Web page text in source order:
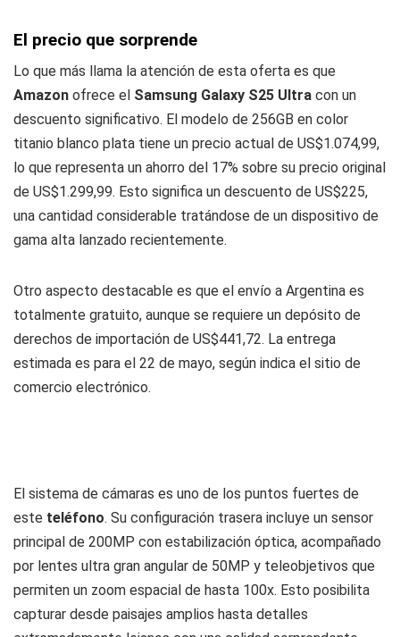
El precio que sorprende
Lo que más llama la atención de esta oferta es que
Amazon ofrece el Samsung Galaxy S25 Ultra con un
descuento significativo. El modelo de 256GB en color
titanio blanco plata tiene un precio actual de US$1.074,99,
lo que representa un ahorro del 17% sobre su precio original
de US$1.299,99. Esto significa un descuento de US$225,
una cantidad considerable tratándose de un dispositivo de
gama alta lanzado recientemente.
Otro aspecto destacable es que el envío a Argentina es
totalmente gratuito, aunque se requiere un depósito de
derechos de importación de US$441,72. La entrega
estimada es para el 22 de mayo, según indica el sitio de
comercio electrónico.
El sistema de cámaras es uno de los puntos fuertes de
este teléfono. Su configuración trasera incluye un sensor
principal de 200MP con estabilización óptica, acompañado
por lentes ultra gran angular de 50MP y teleobjetivos que
permiten un zoom espacial de hasta 100x. Esto posibilita
capturar desde paisajes amplios hasta detalles